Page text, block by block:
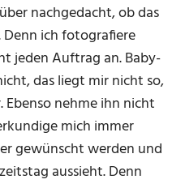
nachgedacht, ob das
ich fotografiere
jeden Auftrag an. Baby-
das liegt mir nicht so,
Ebenso nehme ihn nicht
mich immer
gewünscht werden und
aussieht. Denn